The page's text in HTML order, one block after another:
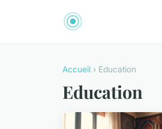
Accueil › Education
Education